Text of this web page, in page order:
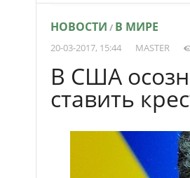
НОВОСТИ / В МИРЕ
20-03-2017, 15:44 MASTER
В США
ставить